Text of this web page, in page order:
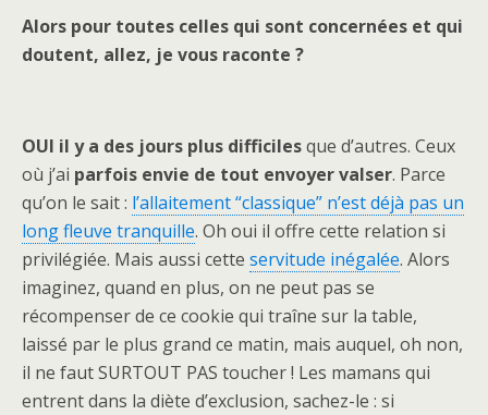
Alors pour toutes celles qui sont concernées et qui
doutent, allez, je vous raconte ?
OUI il y a des jours plus difficilesque d’autres. Ceux
où j’ai parfois envie de tout envoyer valser. Parce
qu’on le sait : l’allaitement “classique” n’est déjà pas un
long fleuve tranquille. Oh oui il offre cette relation si
privilégiée. Mais aussi cette servitude inégalée. Alors
imaginez, quand en plus, on ne peut pas se
récompenser de ce cookie qui traîne sur la table,
laissé par le plus grand ce matin, mais auquel, oh non,
il ne faut SURTOUT PAS toucher ! Les mamans qui
entrent dans la diète d’exclusion, sachez-le : si